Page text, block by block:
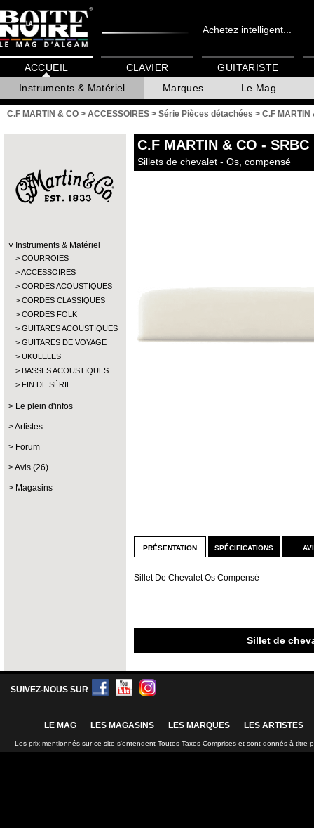
Achetez intelligent...
ACCUEIL
Instruments & Matériel
Marques Le Mag
CLAVIER GUITARISTE
C.F MARTIN & CO > ACCESSOIRES > Série Pièces détachées > C.F MARTIN
Instruments & Matériel
COURROIES
ACCESSOIRES
CORDES ACOUSTIQUES
CORDES CLASSIQUES
CORDES FOLK
GUITARES ACOUSTIQUES
GUITARES DE VOYAGE
UKULELES
BASSES ACOUSTIQUES
FIN DE SÉRIE
Le plein d'infos
Artistes
Forum
Avis (26)
Magasins
C.F MARTIN & CO - SRBC
Sillets de chevalet - Os, compensé
présentation
Sillet De Chevalet Os Compensé
spécifications
Sillet de
SUIVEZ-NOUS SUR
LE MAG LES MAGASINS LES MARQUES LES ARTISTES
Les prix mentionnés sur ce site s'entendent Toutes Taxes Comprises et sont donnés à